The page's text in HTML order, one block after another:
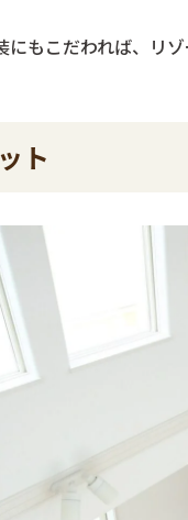
もこだわれば、リ
ト